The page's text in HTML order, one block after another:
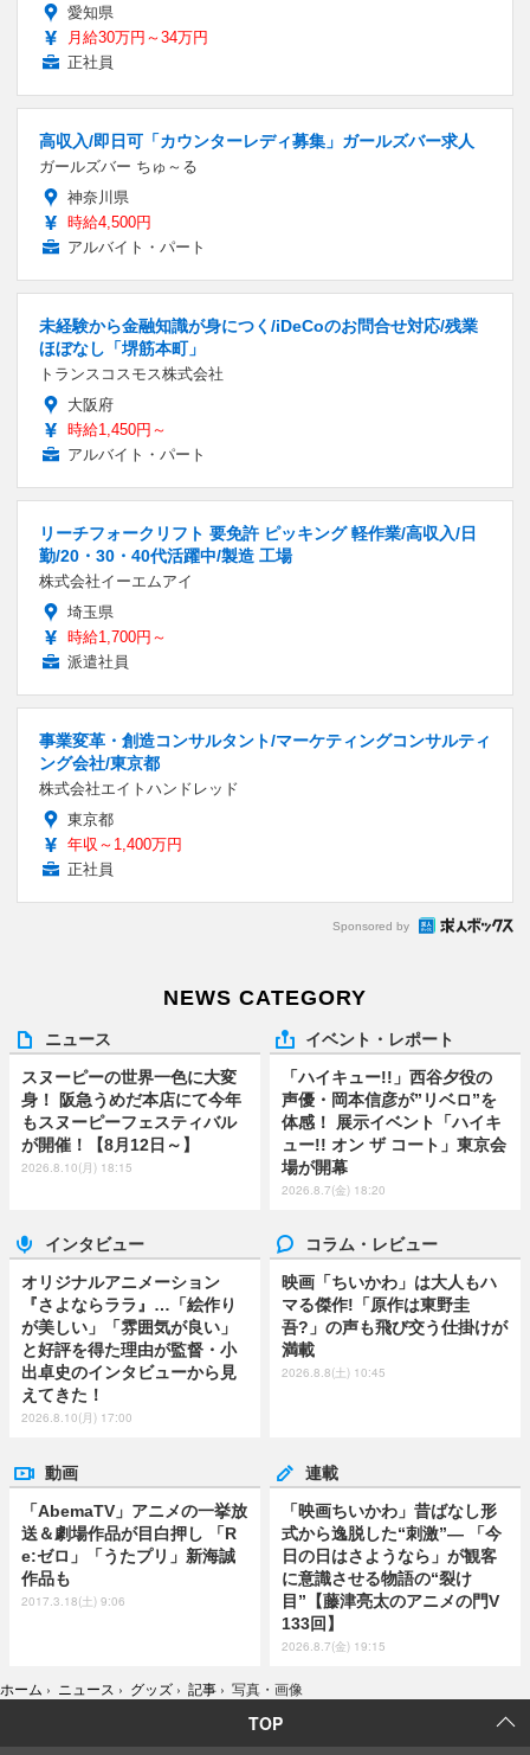
愛知県
月給30万円～34万円
正社員
高収入/即日可「カウンターレディ募集」ガールズバー求人
ガールズバー ちゅ～る
神奈川県
時給4,500円
アルバイト・パート
未経験から金融知識が身につく/iDeCoのお問合せ対応/残業
ほぼなし「堺筋本町」
トランスコスモス株式会社
大阪府
時給1,450円～
アルバイト・パート
リーチフォークリフト 要免許 ピッキング 軽作業/高収入/日
勤/20・30・40代活躍中/製造 工場
株式会社イーエムアイ
埼玉県
時給1,700円～
派遣社員
事業変革・創造コンサルタント/マーケティングコンサルティ
ング会社/東京都
株式会社エイトハンドレッド
東京都
年収～1,400万円
正社員
Sponsored by
NEWS CATEGORY
ニュース
スヌーピーの世界一色に大変
身！ 阪急うめだ本店にて今年
もスヌーピーフェスティバル
が開催！【8月12日～】
2026.8.10(月) 18:15
イベント・レポート
「ハイキュー!!」西谷夕役の
声優・岡本信彦が”リベロ”を
体感！ 展示イベント「ハイキ
ュー!! オン ザ コート」東京会
場が開幕
2026.8.7(金) 18:20
インタビュー
オリジナルアニメーション
『さよならララ』…「絵作り
が美しい」「雰囲気が良い」
と好評を得た理由が監督・小
出卓史のインタビューから見
えてきた！
2026.8.10(月) 17:00
コラム・レビュー
映画「ちいかわ」は大人もハ
マる傑作!「原作は東野圭
吾?」の声も飛び交う仕掛けが
満載
2026.8.8(土) 10:45
動画
「AbemaTV」アニメの一挙放
送＆劇場作品が目白押し 「R
e:ゼロ」「うたプリ」新海誠
作品も
2017.3.18(土) 9:06
連載
「映画ちいかわ」昔ばなし形
式から逸脱した“刺激”― 「今
日の日はさようなら」が観客
に意識させる物語の“裂け
目”【藤津亮太のアニメの門V
133回】
2026.8.7(金) 19:15
ホーム › ニュース › グッズ › 記事 › 写真・画像
TOP